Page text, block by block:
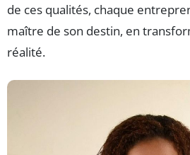
de ces qualités, chaque
maître de son destin, en
réalité.